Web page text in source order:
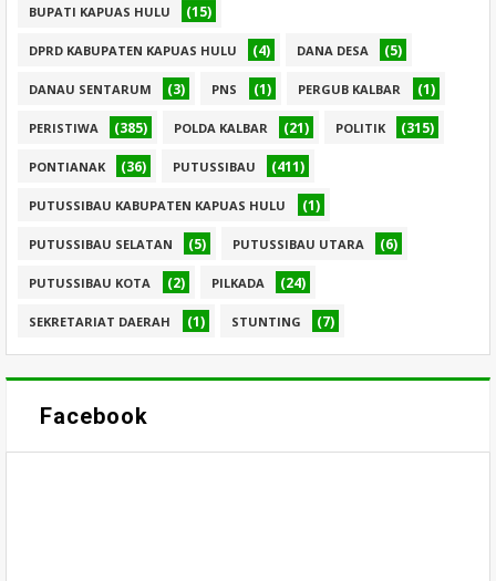
BUPATI KAPUAS HULU (15)
DPRD KABUPATEN KAPUAS HULU (4) DANA DESA (5)
DANAU SENTARUM (3) PNS (1) PERGUB KALBAR (1)
PERISTIWA (385) POLDA KALBAR (21) POLITIK (315)
PONTIANAK (36) PUTUSSIBAU (411)
PUTUSSIBAU KABUPATEN KAPUAS HULU (1)
PUTUSSIBAU SELATAN (5) PUTUSSIBAU UTARA (6)
PUTUSSIBAU KOTA (2) PILKADA (24)
SEKRETARIAT DAERAH (1) STUNTING (7)
Facebook